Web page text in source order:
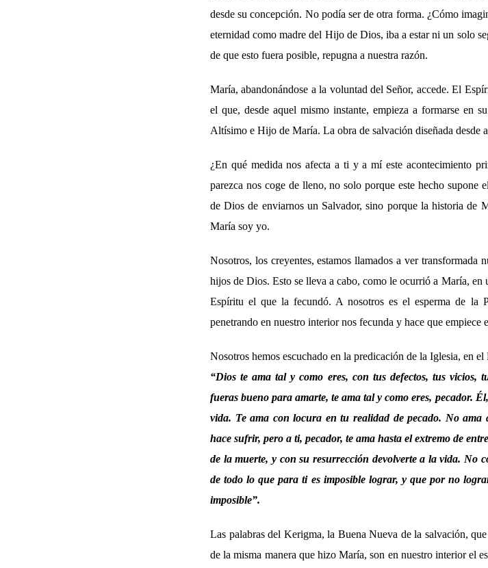
desde su concepción. No podía ser de otra forma. ¿Cómo
eternidad como madre del Hijo de Dios, iba a estar ni un solo
de que esto fuera posible, repugna a nuestra razón.
María, abandonándose a la voluntad del Señor, accede. El
el que, desde aquel mismo instante, empieza a formarse en
Altísimo e Hijo de María. La obra de salvación diseñada desde
¿En qué medida nos afecta a ti y a mí este acontecimiento
parezca nos coge de lleno, no solo porque este hecho
de Dios de enviarnos un Salvador, sino porque la historia de
María soy yo.
Nosotros, los creyentes, estamos llamados a ver transformada
hijos de Dios. Esto se lleva a cabo, como le ocurrió a María, en
Espíritu el que la fecundó. A nosotros es el esperma de la
penetrando en nuestro interior nos fecunda y hace que
Nosotros hemos escuchado en la predicación de la Iglesia, en
“Dios te ama tal y como eres, con tus defectos, tus vicios,
fueras bueno para amarte, te ama tal y como eres, pecador.
vida. Te ama con locura en tu realidad de pecado. No ama
hace sufrir, pero a ti, pecador, te ama hasta el extremo de
de la muerte, y con su resurrección devolverte a la vida. No
de todo lo que para ti es imposible lograr, y que por no
imposible”.
Las palabras del Kerigma, la Buena Nueva de la salvación,
de la misma manera que hizo María, son en nuestro interior el